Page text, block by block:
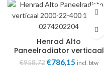
Henrad Alto
Paneelradiator verticaal
2000-22-400 1716W
0274202204
€958,72 Oorspronkelijke
€786,15Huidige
incl. btw